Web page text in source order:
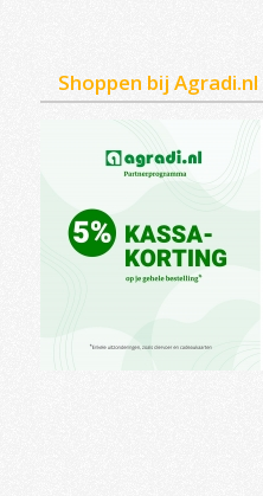
Shoppen bij Agradi.nl